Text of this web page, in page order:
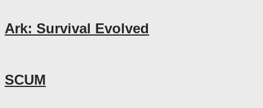
Ark: Survival Evolved
SCUM